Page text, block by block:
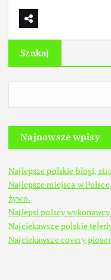
Szukaj
Najnowsze wpisy
Najlepsze polskie blogi,
Najlepsze miejsca w
żywo.
Najlepsi polscy
Najciekawsze polskie
Najciekawsze covery